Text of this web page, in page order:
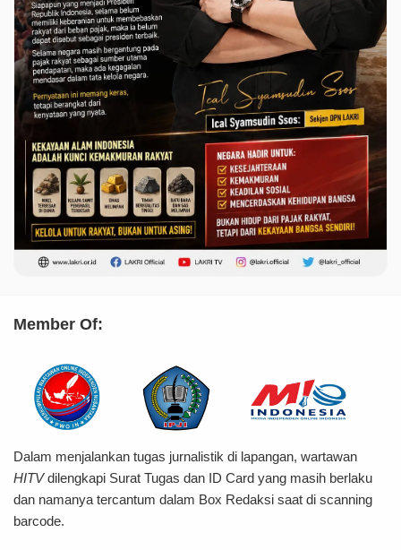
Member Of:
Dalam menjalankan tugas jurnalistik di lapangan, wartawan
HITVdilengkapi Surat Tugas dan ID Card yang masih berlaku
dan namanya tercantum dalam Box Redaksi saat di scanning
barcode.